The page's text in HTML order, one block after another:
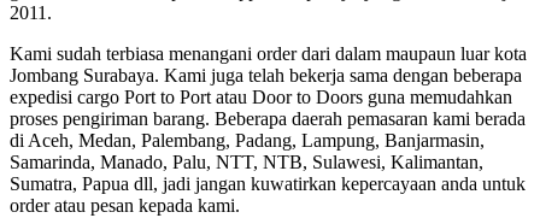
2011.
Kami sudah terbiasa menangani order dari dalam maupaun luar kota
Jombang Surabaya. Kami juga telah bekerja sama dengan beberapa
expedisi cargo Port to Port atau Door to Doors guna memudahkan
proses pengiriman barang. Beberapa daerah pemasaran kami berada
di Aceh, Medan, Palembang, Padang, Lampung, Banjarmasin,
Samarinda, Manado, Palu, NTT, NTB, Sulawesi, Kalimantan,
Sumatra, Papua dll, jadi jangan kuwatirkan kepercayaan anda untuk
order atau pesan kepada kami.